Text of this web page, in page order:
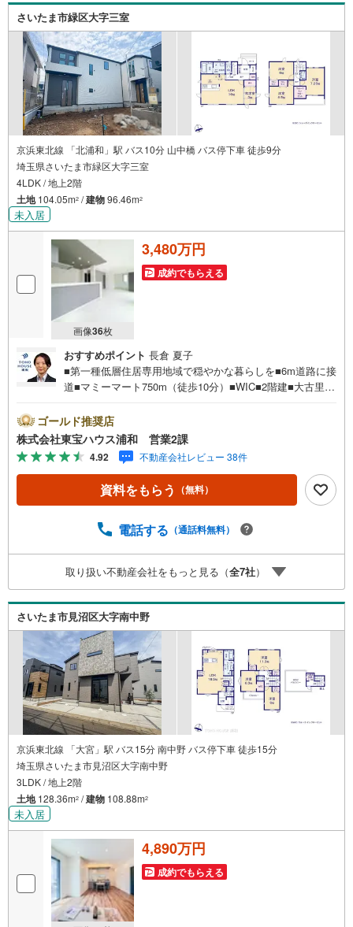
さいたま市緑区大字三室
京浜東北線 「北浦和」駅 バス10分 山中橋 バス停下車 徒歩9分
埼玉県さいたま市緑区大字三室
4LDK / 地上2階
土地104.05m2 /建物96.46m2
未入居
画像36枚
3,480万円
成約でもらえる
おすすめポイント 長倉 夏子
■第一種低層住居専用地域で穏やかな暮らしを■6m道路に接
道■マミーマート750m（徒歩10分）■WIC■2階建■大古里公
座」プレゼント！営業時間:7:00～22:00（年中無休）こち
らの時間帯はお電話でのお問い合わせがスムーズにご案内
できますぜひお気軽にご連絡下さい！東宝ハウスライフソ
リューションズグループ 東宝ハウス浦和 特別提携金利
〔一例〕東宝ハウス浦和の住宅ローン■変動金利全期間引下
げプラン⇒住宅ローン金利優遇割の最大適用《0.89％》と
年の総返済額の差額:303万円※2026年7月末実行分まで（審
をお届け◇東宝ハウスのライフパートナーが直接ご対応ラ
イフプランニング、かけつけサポート、Club Offプレミアム
など多彩な…
ゴールド推奨店
株式会社東宝ハウス浦和 営業2課
4.92 不動産会社レビュー 38件
資料をもらう （無料）
電話する （通話料無料）
取り扱い不動産会社をもっと見る（全7社）
さいたま市見沼区大字南中野
京浜東北線 「大宮」駅 バス15分 南中野 バス停下車 徒歩15分
埼玉県さいたま市見沼区大字南中野
3LDK / 地上2階
土地128.36m2 /建物 108.88m2
未入居
4,890万円
成約でもらえる